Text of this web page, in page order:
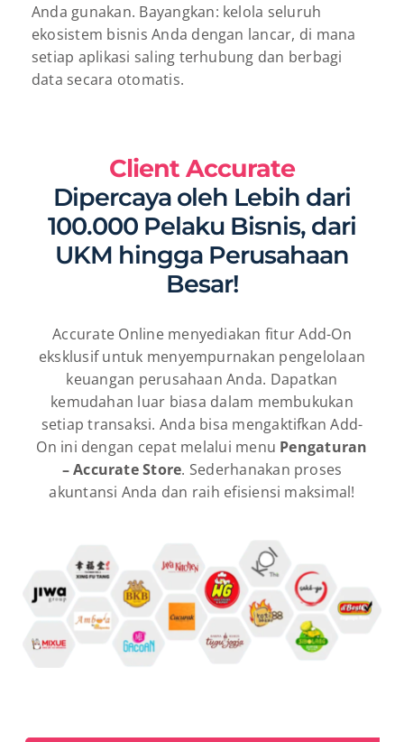
Anda gunakan. Bayangkan: kelola seluruh
ekosistem bisnis Anda dengan lancar, di mana
setiap aplikasi saling terhubung dan berbagi
data secara otomatis.
Client Accurate
Dipercaya oleh Lebih dari
100.000 Pelaku Bisnis, dari
UKM hingga Perusahaan
Besar!
Accurate Online menyediakan fitur Add-On
eksklusif untuk menyempurnakan pengelolaan
keuangan perusahaan Anda. Dapatkan
kemudahan luar biasa dalam membukukan
setiap transaksi. Anda bisa mengaktifkan Add-
On ini dengan cepat melalui menu Pengaturan
– Accurate Store. Sederhanakan proses
akuntansi Anda dan raih efisiensi maksimal!